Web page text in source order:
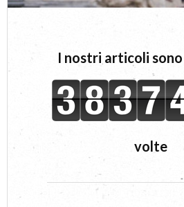
I nostri articoli
volte